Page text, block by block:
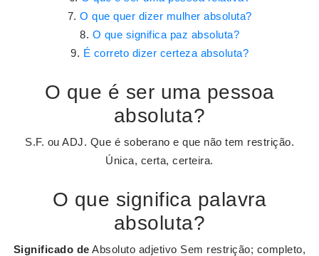
O que quer dizer mulher absoluta?
O que significa paz absoluta?
É correto dizer certeza absoluta?
O que é ser uma pessoa
absoluta?
S.F. ou ADJ. Que é soberano e que não tem restrição.
Única, certa, certeira.
O que significa palavra
absoluta?
Significado de Absoluto adjetivo Sem restrição; completo,